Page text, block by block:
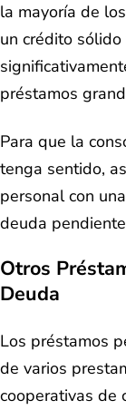
la mayoría de
un crédito
préstamos
Para que la
tenga sentido,
personal con
deuda
Otros
Deuda
Los préstamos
de varios
cooperativas de